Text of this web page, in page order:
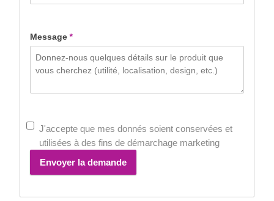
+33
Message*
J'accepte que mes donnés soient conservées et
utilisées à des fins de démarchage marketing
Envoyer la demande